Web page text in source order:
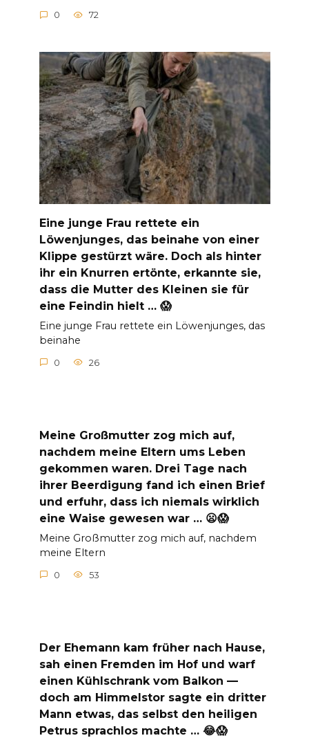
0 72
Eine junge Frau rettete ein
Löwenjunges, das beinahe von einer
Klippe gestürzt wäre. Doch als hinter
ihr ein Knurren ertönte, erkannte sie,
dass die Mutter des Kleinen sie für
eine Feindin hielt … 😱
Eine junge Frau rettete ein Löwenjunges, das
beinahe
0 26
Meine Großmutter zog mich auf,
nachdem meine Eltern ums Leben
gekommen waren. Drei Tage nach
ihrer Beerdigung fand ich einen Brief
und erfuhr, dass ich niemals wirklich
eine Waise gewesen war … 😦😱
Meine Großmutter zog mich auf, nachdem
meine Eltern
0 53
Der Ehemann kam früher nach Hause,
sah einen Fremden im Hof und warf
einen Kühlschrank vom Balkon —
doch am Himmelstor sagte ein dritter
Mann etwas, das selbst den heiligen
Petrus sprachlos machte … 😂😱